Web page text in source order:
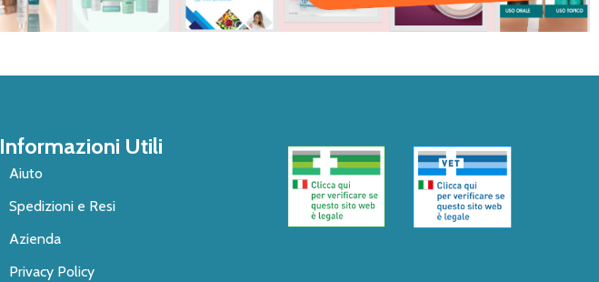
Informazioni Utili
Aiuto
Spedizioni e Resi
Azienda
Privacy Policy